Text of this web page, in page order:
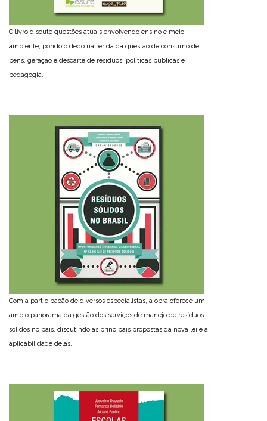
O livro discute questões atuais envolvendo ensino e meio
ambiente, pondo o dedo na ferida da questão de consumo de
bens, geração e descarte de resíduos, políticas públicas e
pedagogia.
Com a participação de diversos especialistas, a obra oferece um
amplo panorama da gestão dos serviços de manejo de resíduos
sólidos no país, discutindo as principais propostas da nova lei e a
aplicabilidade delas.